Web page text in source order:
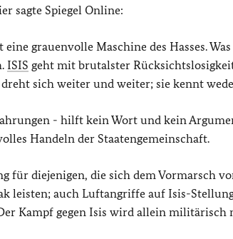
sagte Spiegel Online:
grauenvolle Maschine des Hasses.
ISIS geht mit brutalster
dreht sich weiter und weiter; sie kennt
- hilft kein Wort und kein
Handeln der Staatengemeinschaft.
für diejenigen, die sich dem Vormarsch
leisten; auch Luftangriffe auf Isis-
Kampf gegen Isis wird allein militärisch